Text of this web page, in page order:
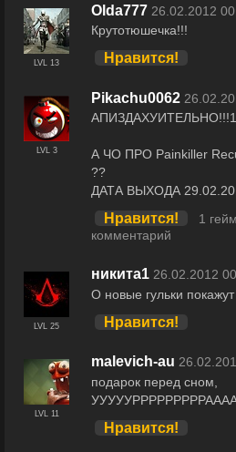
LVL 13
Olda777 26.02.2012
Крутотюшечка!!!
Нравится!
LVL 3
Pikachu0062
АПИЗДАХУИТЕЛЬНО!!!1
А ЧО ПРО Painkiller
??
ДАТА ВЫХОДА
Нравится!
1
комментарий
LVL 25
никита1 26.02.2012
О новые гульки покажут
Нравится!
LVL 11
malevich-au
подарок перед сном,
Нравится!